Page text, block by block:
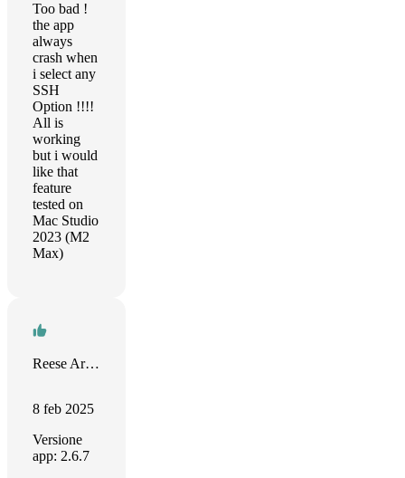
Too bad !
the app
always
crash when
i select any
SSH
Option !!!!
All is
working
but i would
like that
feature
tested on
Mac Studio
2023 (M2
Max)
Reese Armstrong
8 feb 2025
Versione
app: 2.6.7